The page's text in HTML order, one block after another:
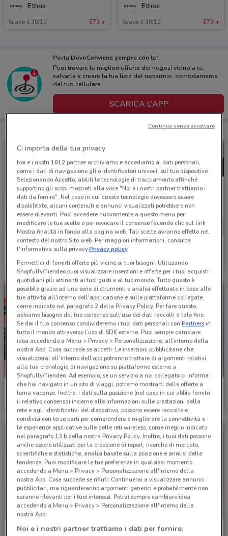
Ethos
Scade il 30/10 673 m
Ethos
Scade il 30/10 673 m
Porta DoveConviene sempre con te!
Puoi trovare le migliori offerte dei negozi vicino a te,
salvarle e creare la tua lista del risparmio, comodamente
dal tuo cellulare.
SCARICA L’APP
Ethos
Scade il 16/08 673 m Scade il 31/08
Sephora
Scade il 31/08 698 m
Il Tulipano
Scade il 19/08
Douglas La Saponeria
Ci importa della tua privacy
Noi e i nostri 1012partner archiviamo e accediamo ai dati personali,
come i dati di navigazione gli o identificatori univoci, sul tuo dispositivo.
Selezionando Accetto, abiliti le tecnologie di tracciamento affinché
supportino gli scopi mostrati alla voce "Noi e i nostri partner trattiamo i
dati da fornire". Nel caso in cui queste tecnologie dovessero essere
disabilitate, alcuni contenuti e annunci visualizzati potrebbero non
essere rilevanti. Puoi accedere nuovamente a questo menu per
modificare le tue scelte o per revocare il consenso facendo clic sul link
Mostra finalità in fondo alla pagina web. Tali scelte avranno effetto nel
contesto del nostro Sito web. Per maggiori informazioni, consulta
l'Informativa sulla privacy.Privacy policy
Permettici di fornirti offerte più vicine ai tuoi bisogni: Utilizzando
Shopfully/Tiendeo puoi visualizzare inserzioni e offerte per i tuoi acquisti
quotidiani più attinenti ai tuoi gusti e al tuo mondo. Tutto questo è
possibile grazie ad una serie di strumenti e analisi effettuate in base alle
tue attività all'interno dell'applicazione e sulle piattaforme collegate,
come indicato nel paragrafo 2 della Privacy Policy. Per fare questo,
abbiamo bisogno del tuo consenso sull'uso dei dati raccolti a tale fine.
Se dai il tuo consenso condivideremo i tuoi dati personali conPartnersin
tutto il mondo attraverso l’uso di SDK esterne. Puoi sempre cambiare
idea accedendo a Menu > Privacy > Personalizzazione, all’interno della
nostra App. Cosa succede se accetti: Le inserzioni pubblicitarie che
visualizzerai all'interno dell’app potranno trattare di argomenti relativi
alla tua cronologia di navigazione su piattaforme esterne a
Shopfully/Tiendeo. Ad esempio, se un servizio a noi collegato ci informa
che hai navigato in un sito di viaggi, potremo mostrarti delle offerte a
tema vacanze. Inoltre, i dati sulla posizione (nel caso in cui abbia fornito
il relativo consenso) insieme alle informazioni sulle prestazioni della
rete e agli identificativi del dispositivo, possono essere raccolte e
condivisi con terze parti per comprendere e migliorare la connettività e
le esperienze applicative sulle delle reti wireless, come meglio indicato
nel paragrafo 13.b della nostra Privacy Policy. Inoltre, i tuoi dati possono
anche essere utilizzati per la creazione di report, ricerche di mercato,
scientifiche e statistiche, analisi basate sulla posizione e analisi delle
tendenze. Puoi modificare le tue preferenze in qualsiasi momento
accedendo a Menu > Privacy > Personalizzazione all'interno della
nostra App. Cosa succede se rifiuti: Continuerai a visualizzare annunci
pubblicitari, ma riguarderanno argomenti generici e probabilmente non
saranno rilevanti per i tuoi interessi. Potrai sempre cambiare idea
accedendo a Menu > Privacy > Personalizzazione all'interno della
nostra App.
Noi e i nostri partner trattiamo i dati per fornire:
Continua senza accettare